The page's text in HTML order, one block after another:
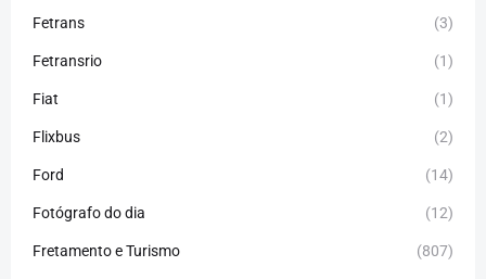
Fetrans (3)
Fetransrio (1)
Fiat (1)
Flixbus (2)
Ford (14)
Fotógrafo do dia (12)
Fretamento e Turismo (807)